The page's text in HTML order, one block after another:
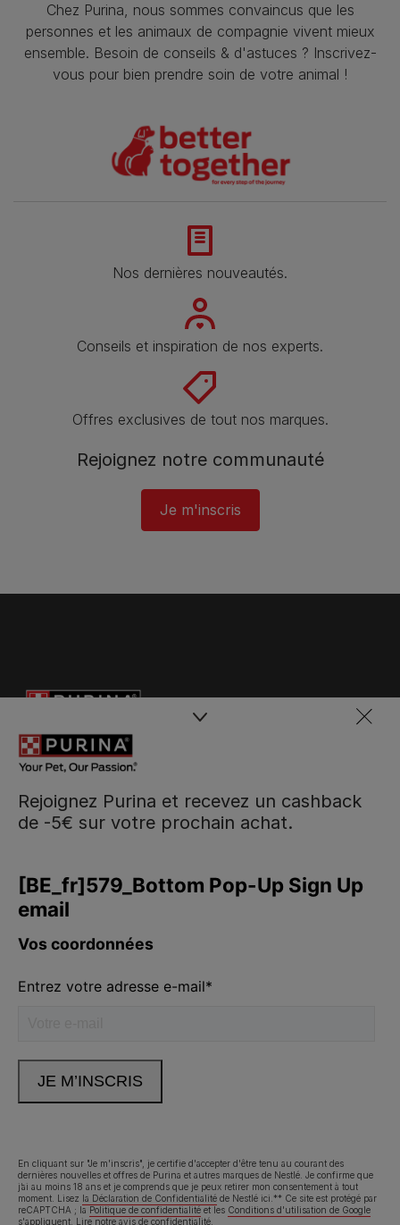
Chez Purina, nous sommes convaincus que les
personnes et les animaux de compagnie vivent mieux
ensemble. Besoin de conseils & d'astuces ? Inscrivez-
vous pour bien prendre soin de votre animal !
Nos dernières nouveautés.
Conseils et inspiration de nos experts.
Offres exclusives de tout nos marques.
Rejoignez notre communauté
Je m'inscris
Rejoignez Purina et recevez un cashback
de -5€ sur votre prochain achat.
En cliquant sur "Je m'inscris", je certifie d'accepter d'être tenu au courant des
dernières nouvelles et offres de Purina et autres marques de Nestlé. Je confirme que
j’ai au moins 18 ans et je comprends que je peux retirer mon consentement à tout
moment. Lisez la Déclaration de Confidentialité de Nestlé ici.** Ce site est protégé par
reCAPTCHA ; la Politique de confidentialité et les Conditions d'utilisation de Google
s'appliquent.
Lire notre avis de confidentialité
Neem contact met ons op
Déclaration d'accessibilité Conditions d’utilisation